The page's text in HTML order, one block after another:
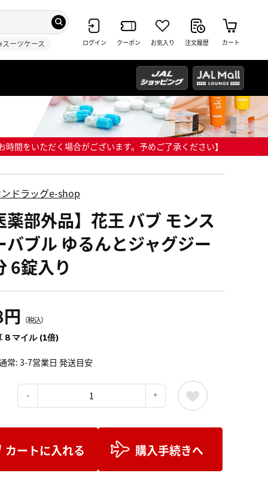
スーツケース ログイン クーポン お気入り 注文履歴 カート
間をいただく場合がございます。予めご了承ください】
ドラッグe-shop
薬部外品】花王 バブ モンス
バブル ゆるんとジャグジー
6錠入り
（税込）
8 マイル (1倍)
常: 3-7営業日 発送目安
カートに入れる 購入手続きへ